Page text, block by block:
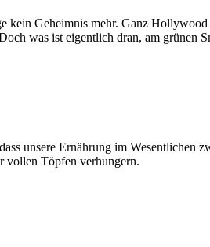
kein Geheimnis mehr. Ganz
was ist eigentlich dran, am grünen
unsere Ernährung im Wesentlichen
vollen Töpfen verhungern.